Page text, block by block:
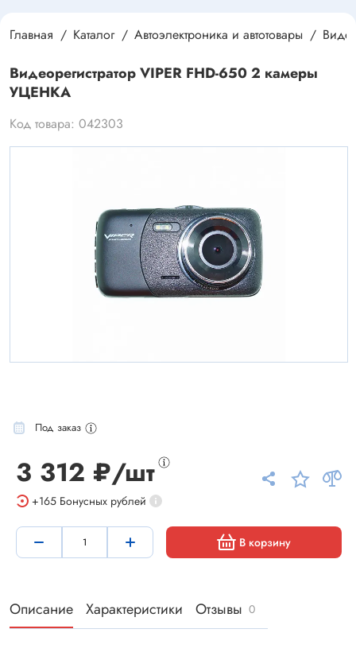
Главная Каталог Автоэлектроника и автотовары
Видеорегистратор VIPER FHD-650 2 камеры
УЦЕНКА
Код товара: 042303
Под заказ
3 312 ₽/шт
+165 Бонусных рублей
В корзину
Описание Характеристики Отзывы 0